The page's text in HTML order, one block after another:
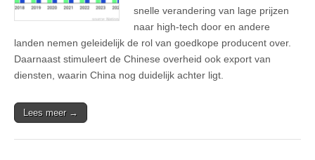
snelle verandering van lage prijzen
naar high-tech door en andere
landen nemen geleidelijk de rol van goedkope producent over.
Daarnaast stimuleert de Chinese overheid ook export van
diensten, waarin China nog duidelijk achter ligt.
Lees meer →